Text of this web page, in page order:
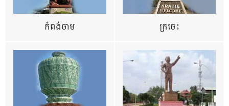
កំពង់ចាម ក្រចេះ